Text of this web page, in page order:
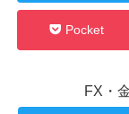
Pocket
FX・